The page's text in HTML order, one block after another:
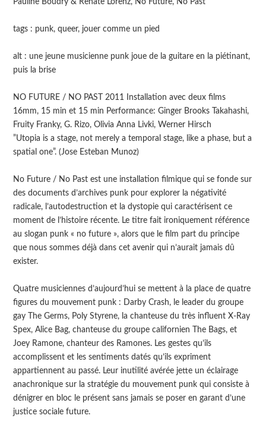
tags : punk, queer, jouer comme un pied
alt : une jeune musicienne punk joue de la guitare en la piétinant,
puis la brise
NO FUTURE / NO PAST 2011 Installation avec deux films
16mm, 15 min et 15 min Performance: Ginger Brooks Takahashi,
Fruity Franky, G. Rizo, Olivia Anna Livki, Werner Hirsch
”Utopia is a stage, not merely a temporal stage, like a phase, but a
spatial one”. (Jose Esteban Munoz)
No Future / No Past est une installation filmique qui se fonde sur
des documents d’archives punk pour explorer la négativité
radicale, l’autodestruction et la dystopie qui caractérisent ce
moment de l’histoire récente. Le titre fait ironiquement référence
au slogan punk « no future », alors que le film part du principe
que nous sommes déjà dans cet avenir qui n’aurait jamais dû
exister.
Quatre musiciennes d’aujourd’hui se mettent à la place de quatre
figures du mouvement punk : Darby Crash, le leader du groupe
gay The Germs, Poly Styrene, la chanteuse du très influent X-Ray
Spex, Alice Bag, chanteuse du groupe californien The Bags, et
Joey Ramone, chanteur des Ramones. Les gestes qu’ils
accomplissent et les sentiments datés qu’ils expriment
appartiennent au passé. Leur inutilité avérée jette un éclairage
anachronique sur la stratégie du mouvement punk qui consiste à
dénigrer en bloc le présent sans jamais se poser en garant d’une
justice sociale future.